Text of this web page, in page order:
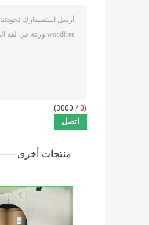
(
0
/ 3000)
منتجات أخرى